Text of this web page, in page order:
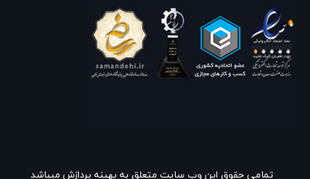
تمامی حقوق این وب سایت متعلق به بهینه پردازش میباشد